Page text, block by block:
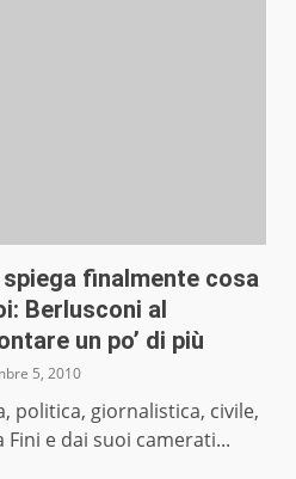
finalmente cosa
Berlusconi al
un po’ di più
5, 2010
politica, giornalistica, civile,
e dai suoi camerati...